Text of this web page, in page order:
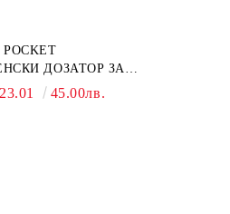
ДОЗАТОР ЗА
САПУН С МЯСТО ЗА
45.00лв.